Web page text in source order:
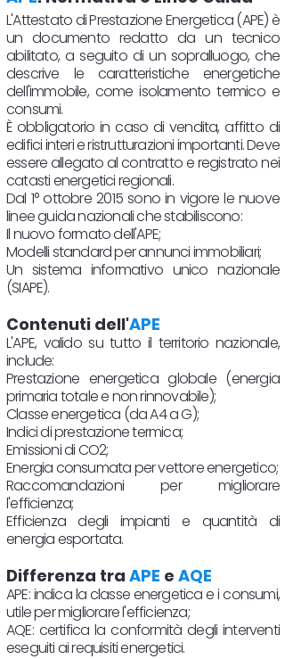
L'Attestato di Prestazione Energetica (APE) è
un documento redatto da un tecnico
abilitato, a seguito di un sopralluogo, che
descrive le caratteristiche energetiche
dell'immobile, come isolamento termico e
consumi.
È obbligatorio in caso di vendita, affitto di
edifici interi e ristrutturazioni importanti. Deve
essere allegato al contratto e registrato nei
catasti energetici regionali.
Dal 1° ottobre 2015 sono in vigore le nuove
linee guida nazionali che stabiliscono:
Il nuovo formato dell'APE;
Modelli standard per annunci immobiliari;
Un sistema informativo unico nazionale
(SIAPE).
Contenuti dell'APE
L'APE, valido su tutto il territorio nazionale,
include:
Prestazione energetica globale (energia
primaria totale e non rinnovabile);
Classe energetica (da A4 a G);
Indici di prestazione termica;
Emissioni di CO2;
Energia consumata per vettore energetico;
Raccomandazioni per migliorare
l'efficienza;
Efficienza degli impianti e quantità di
energia esportata.
Differenza tra APE e AQE
APE: indica la classe energetica e i consumi,
utile per migliorare l'efficienza;
AQE: certifica la conformità degli interventi
eseguiti ai requisiti energetici.